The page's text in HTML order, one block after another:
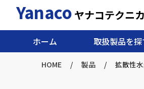
を
Yanaco ヤナコテクニ
ホーム 取扱製品を探
HOME / 製品 / 拡散性